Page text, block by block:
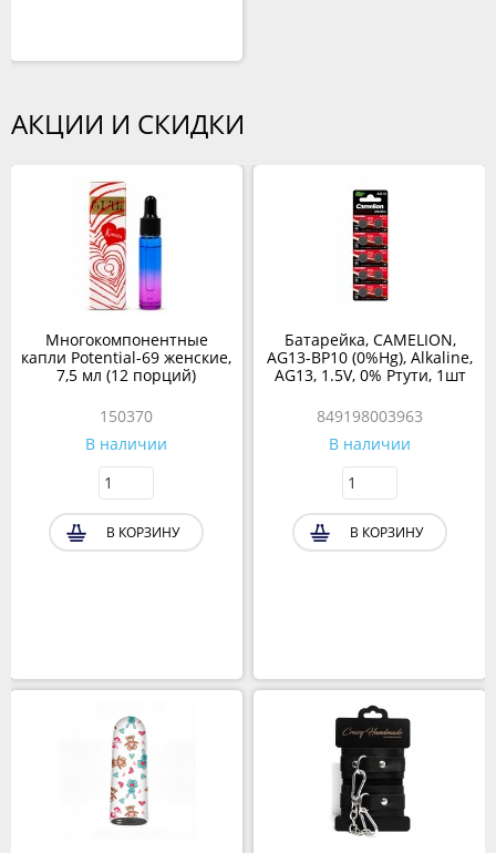
АКЦИИ И СКИДКИ
Многокомпонентные
капли Potential-69 женские,
7,5 мл (12 порций)
150370
В наличии
В КОРЗИНУ
Батарейка, CAMELION,
AG13-BP10 (0%Hg), Alkaline,
AG13, 1.5V, 0% Ртути, 1шт
849198003963
В наличии
В КОРЗИНУ